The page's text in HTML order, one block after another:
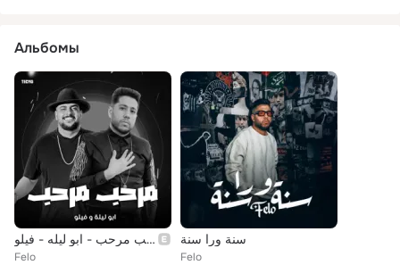
Альбомы
مهرجان - مرحب مرحب - ابو ليله - فيلو
Felo
سنة ورا سنة
Felo